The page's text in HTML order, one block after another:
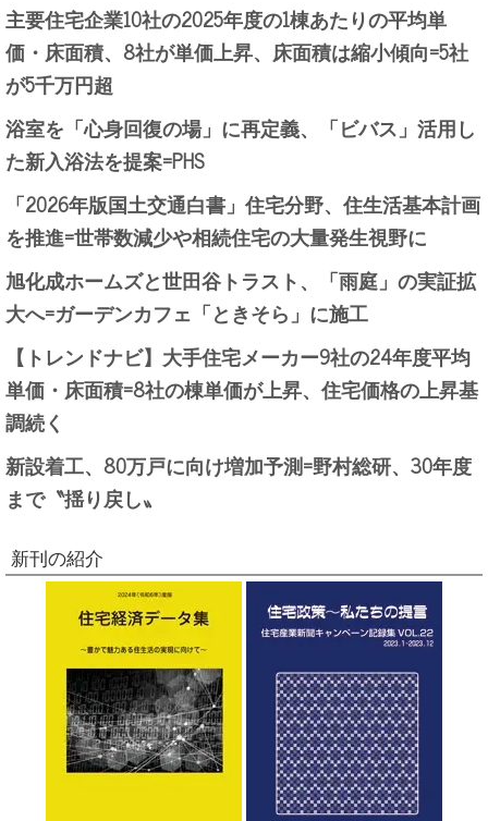
主要住宅企業10社の2025年度の1棟あたりの平均単
価・床面積、8社が単価上昇、床面積は縮小傾向=5社
が5千万円超
浴室を「心身回復の場」に再定義、「ビバス」活用し
た新入浴法を提案=PHS
「2026年版国土交通白書」住宅分野、住生活基本計画
を推進=世帯数減少や相続住宅の大量発生視野に
旭化成ホームズと世田谷トラスト、「雨庭」の実証拡
大へ=ガーデンカフェ「ときそら」に施工
【トレンドナビ】大手住宅メーカー9社の24年度平均
単価・床面積=8社の棟単価が上昇、住宅価格の上昇基
調続く
新設着工、80万戸に向け増加予測=野村総研、30年度
まで〝揺り戻し〟
新刊の紹介